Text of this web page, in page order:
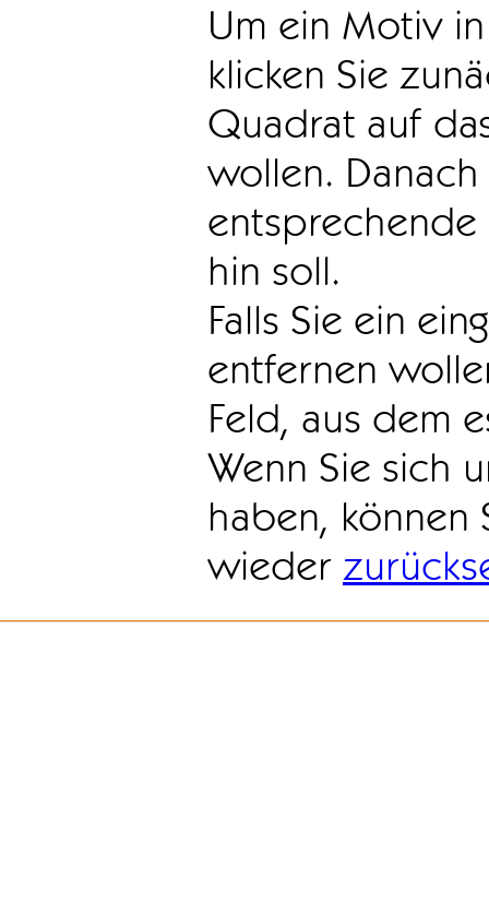
Um ein Motiv
klicken Sie
Quadrat auf
wollen.
hin soll.
Falls Sie ein
entfernen
Feld, aus dem
Wenn Sie sich
haben, können
wieder